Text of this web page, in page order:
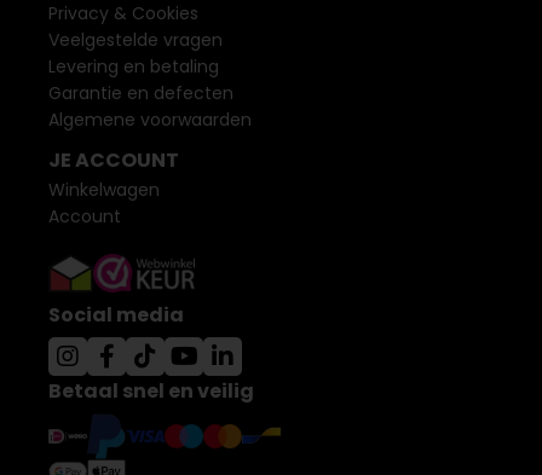
Privacy & Cookies
Veelgestelde vragen
Levering en betaling
Garantie en defecten
Algemene voorwaarden
JE ACCOUNT
Winkelwagen
Account
Social media
Betaal snel en veilig